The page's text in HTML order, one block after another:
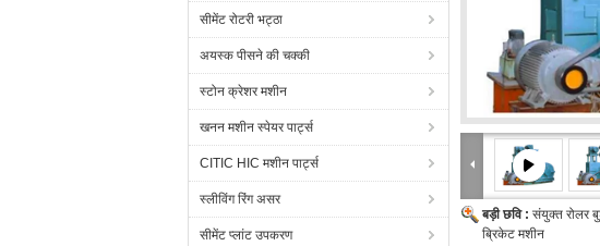
सीमेंट रोटरी भट्ठा
अयस्क पीसने की चक्की
स्टोन क्रेशर मशीन
खनन मशीन स्पेयर पार्ट्स
CITIC HIC मशीन पार्ट्स
स्लीविंग रिंग असर
सीमेंट प्लांट उपकरण
बड़ी छवि : संयुक्त रोलर
ब्रिकेट मशीन